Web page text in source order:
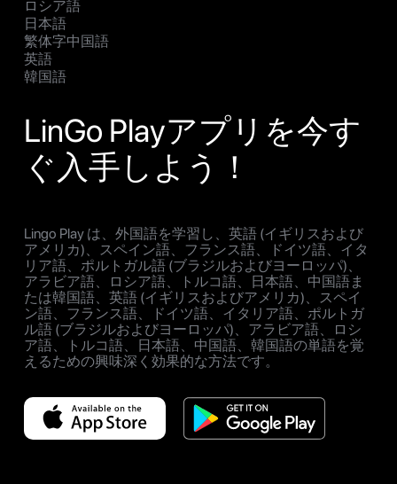
ロシア語
日本語
繁体字中国語
英語
韓国語
LinGo Playアプリを今す
ぐ入手しよう！
Lingo Play は、外国語を学習し、英語 (イギリスおよび
アメリカ)、スペイン語、フランス語、ドイツ語、イタ
リア語、ポルトガル語 (ブラジルおよびヨーロッパ)、
アラビア語、ロシア語、トルコ語、日本語、中国語ま
たは韓国語、英語 (イギリスおよびアメリカ)、スペイ
ン語、フランス語、ドイツ語、イタリア語、ポルトガ
ル語 (ブラジルおよびヨーロッパ)、アラビア語、ロシ
ア語、トルコ語、日本語、中国語、韓国語の単語を覚
えるための興味深く効果的な方法です。